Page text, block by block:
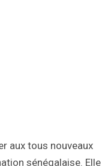
aux tous nouveaux
sénégalaise. Elle